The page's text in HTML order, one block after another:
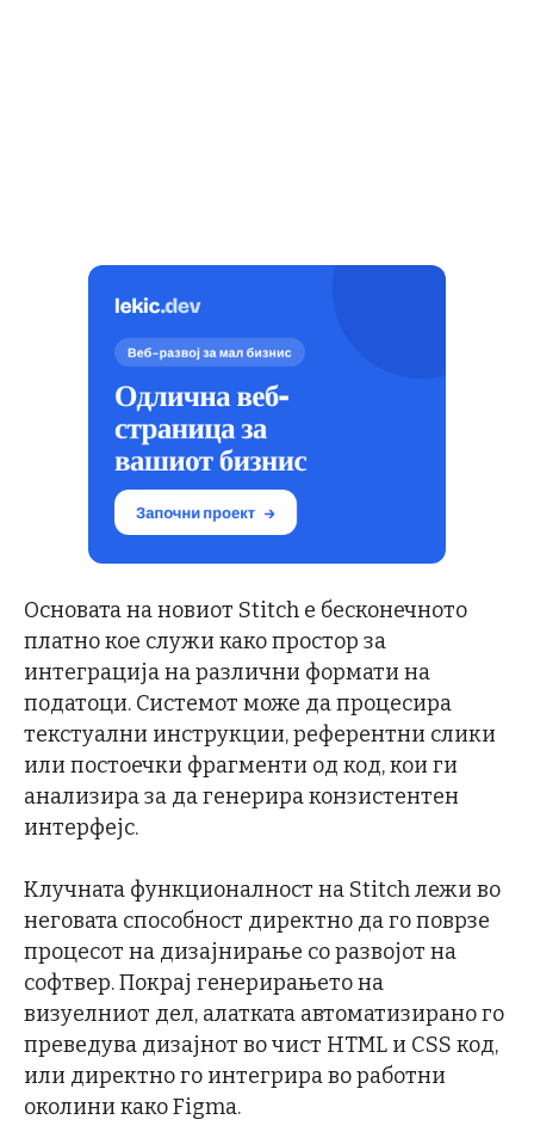
Основата на новиот Stitch е бесконечното
платно кое служи како простор за
интеграција на различни формати на
податоци. Системот може да процесира
текстуални инструкции, референтни слики
или постоечки фрагменти од код, кои ги
анализира за да генерира конзистентен
интерфејс.
Клучната функционалност на Stitch лежи во
неговата способност директно да го поврзе
процесот на дизајнирање со развојот на
софтвер. Покрај генерирањето на
визуелниот дел, алатката автоматизирано го
преведува дизајнот во чист HTML и CSS код,
или директно го интегрира во работни
околини како Figma.